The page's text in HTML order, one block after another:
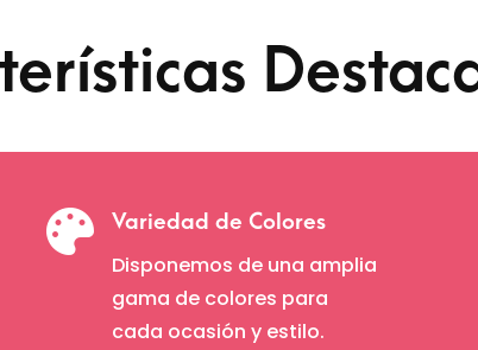
 Variedad de Colores
Disponemos de una amplia
gama de colores para
cada ocasión y estilo.